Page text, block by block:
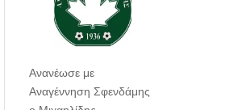
Ανανέωσε με
Αναγέννηση Σφενδάμης